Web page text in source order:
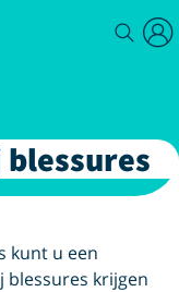
kunt u een
krijgen